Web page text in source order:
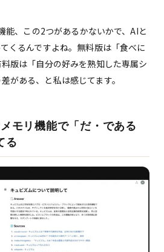
能、この2つがあるかないかで、AIと
くるんですよね。無料版は「食べに
版は「自分の好みを熟知した専属シ
ある、と私は感じてます。
モリ機能で「だ・である
る